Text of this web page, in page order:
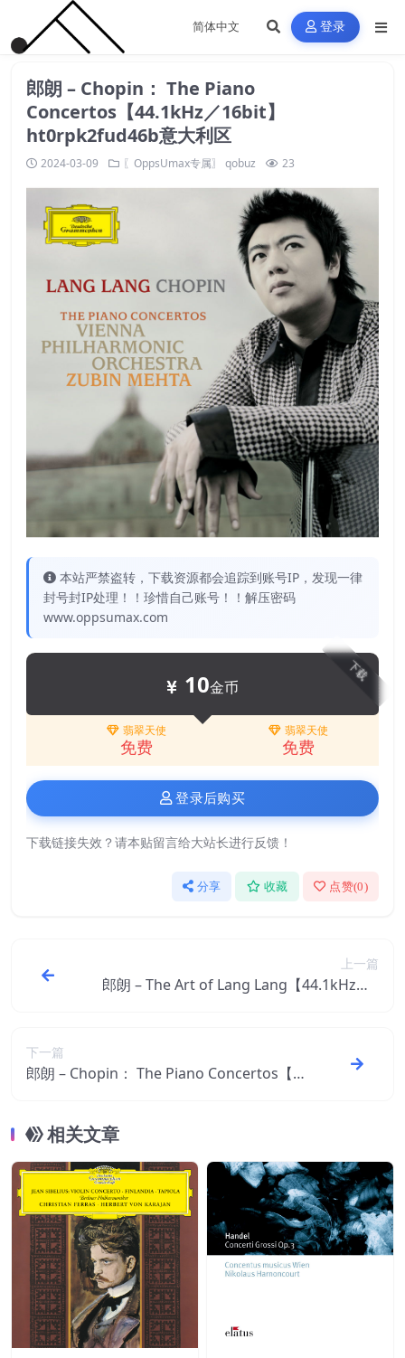
登录
郎朗 – Chopin： The Piano
Concertos【44.1kHz／16bit】
ht0rpk2fud46b意大利区
2024-03-09 〖OppsUmax专属〗 qobuz 23
本站严禁盗转，下载资源都会追踪到账号IP，发现一律
封号封IP处理！！珍惜自己账号！！解压密码
www.oppsumax.com
下载
10金币
翡翠天使
免费
翡翠天使
免费
登录后购买
下载链接失效？请本贴留言给大站长进行反馈！
分享 收藏 点赞(0)
上一篇
郎朗 – The Art of Lang Lang【44.1kHz／1
下一篇
郎朗 – Chopin： The Piano Concertos【4
相关文章